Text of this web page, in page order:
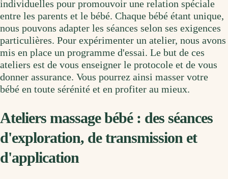
individuelles pour promouvoir une relation spéciale
entre les parents et le bébé. Chaque bébé étant unique,
nous pouvons adapter les séances selon ses exigences
particulières. Pour expérimenter un atelier, nous avons
mis en place un programme d'essai. Le but de ces
ateliers est de vous enseigner le protocole et de vous
donner assurance. Vous pourrez ainsi masser votre
bébé en toute sérénité et en profiter au mieux.
Ateliers massage bébé : des séances
d'exploration, de transmission et
d'application